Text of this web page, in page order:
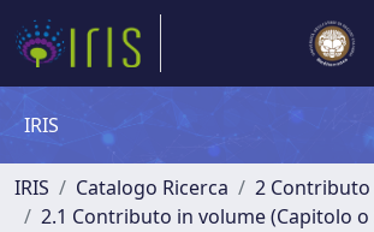
IRIS
IRIS Catalogo Ricerca
2
2.1 Contributo in volume (Capitolo o